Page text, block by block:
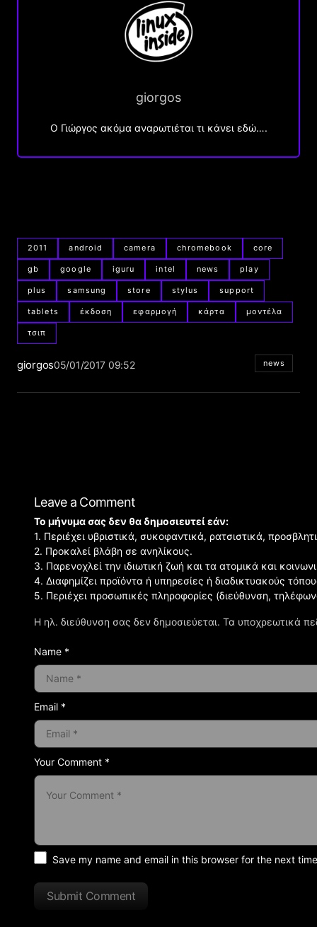
giorgos
Ο Γιώργος ακόμα αναρωτιέται τι κάνει εδώ….
2011 android camera chromebook core
gb google iguru intel news play
plus samsung store stylus support
tablets έκδοση εφαρμογή κάρτα μοντέλα
τσιπ
giorgos05/01/2017 09:52 news
Leave a Comment
Η ηλ. διεύθυνση σας δεν δημοσιεύεται. Τα υποχρεωτικά
Your Comment *
Το μήνυμα σας δεν θα δημοσιευτεί εάν:
1. Περιέχει υβριστικά, συκοφαντικά, ρατσιστικά,
2. Προκαλεί βλάβη σε ανηλίκους.
3. Παρενοχλεί την ιδιωτική ζωή και τα ατομικά και
4. Διαφημίζει προϊόντα ή υπηρεσίες ή διαδικτυακούς
5. Περιέχει προσωπικές πληροφορίες (διεύθυνση,
Name *
Email *
Save my name and email in this browser for the next
Submit Comment